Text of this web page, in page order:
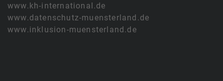
www.kh-international.de
www.datenschutz-muensterland.de
www.inklusion-muensterland.de